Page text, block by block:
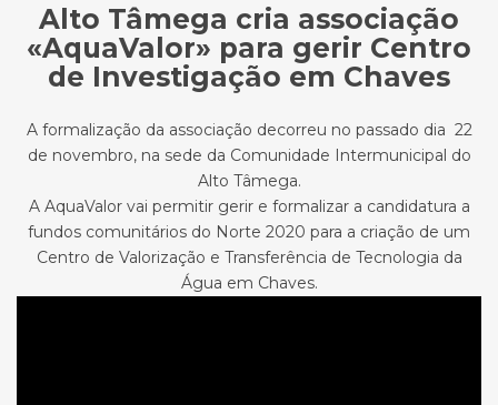
Alto Tâmega cria associação
«AquaValor» para gerir Centro
de Investigação em Chaves
A formalização da associação decorreu no passado dia 22
de novembro, na sede da Comunidade Intermunicipal do
Alto Tâmega.
A AquaValor vai permitir gerir e formalizar a candidatura a
fundos comunitários do Norte 2020 para a criação de um
Centro de Valorização e Transferência de Tecnologia da
Água em Chaves.